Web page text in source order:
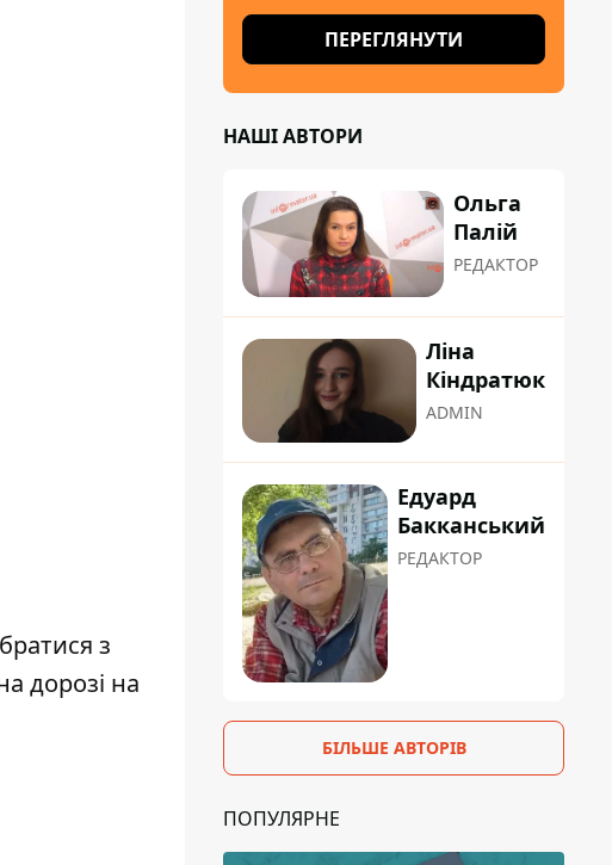
з
дорозі на
ПЕРЕГЛЯНУТИ
НАШІ АВТОРИ
Ольга
Палій
РЕДАКТОР
Ліна
Кіндратюк
ADMIN
Едуард
Бакканський
РЕДАКТОР
БІЛЬШЕ АВТОРІВ
ПОПУЛЯРНЕ